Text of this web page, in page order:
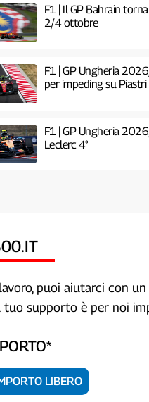
F1 | Il GP Bahrain
2/4 ottobre
F1 | GP Ungheria
per impeding su
F1 | GP Ungheria
Leclerc 4°
puoi aiutarci con
supporto è per noi
LIBERO